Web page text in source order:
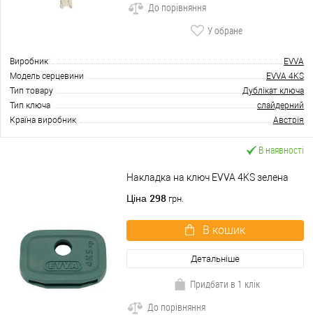
До порівняння
У обране
Виробник
EVVA
Модель серцевини
EVVA 4KS
Тип товару
Дублікат ключа
Тип ключа
слайдерний
Країна виробник
Австрія
В наявності
Накладка на ключ EVVA 4KS зелена
Ціна 298 грн.
В кошик
Детальніше
Придбати в 1 клік
До порівняння